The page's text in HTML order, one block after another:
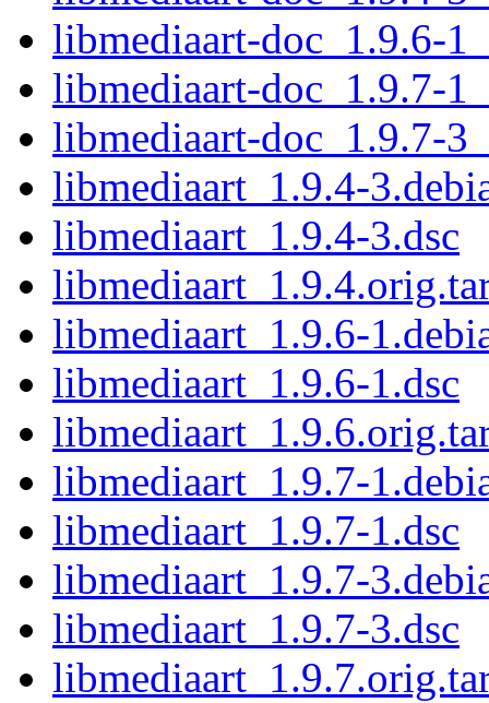
libmediaart-doc_1.9.6-
libmediaart-doc_1.9.7-
libmediaart-doc_1.9.7-
libmediaart_1.9.4-
libmediaart_1.9.4-3.dsc
libmediaart_1.9.6-
libmediaart_1.9.6-1.dsc
libmediaart_1.9.7-
libmediaart_1.9.7-1.dsc
libmediaart_1.9.7-
libmediaart_1.9.7-3.dsc